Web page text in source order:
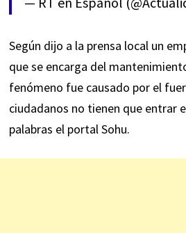
Según dijo a la prensa local un
que se encarga del
fenómeno fue causado por el
ciudadanos no tienen que entrar
palabras el portal Sohu.